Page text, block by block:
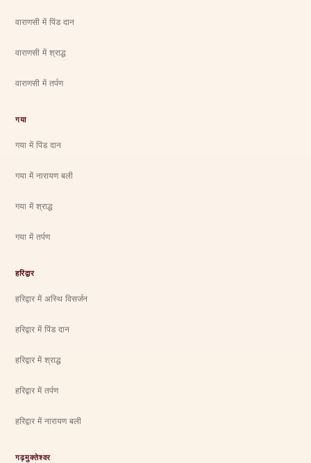
वाराणसी में पिंड दान
वाराणसी में श्राद्ध
वाराणसी में तर्पण
गया
गया में पिंड दान
गया में नारायण बली
गया में श्राद्ध
गया में तर्पण
हरिद्वार
हरिद्वार में अस्थि विसर्जन
हरिद्वार में पिंड दान
हरिद्वार में श्राद्ध
हरिद्वार में तर्पण
हरिद्वार में नारायण बली
गढ़मुक्तेश्वर